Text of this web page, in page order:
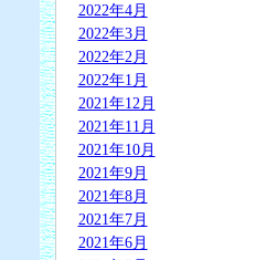
2022年4月
2022年3月
2022年2月
2022年1月
2021年12月
2021年11月
2021年10月
2021年9月
2021年8月
2021年7月
2021年6月